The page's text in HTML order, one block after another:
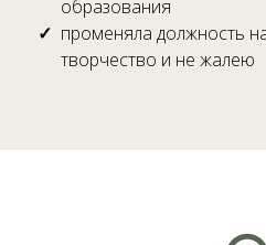
образования
променяла должность
творчество и не жалею